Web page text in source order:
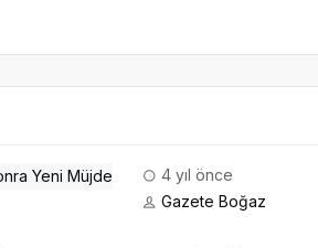
4 yıl önce
Gazete Boğaz